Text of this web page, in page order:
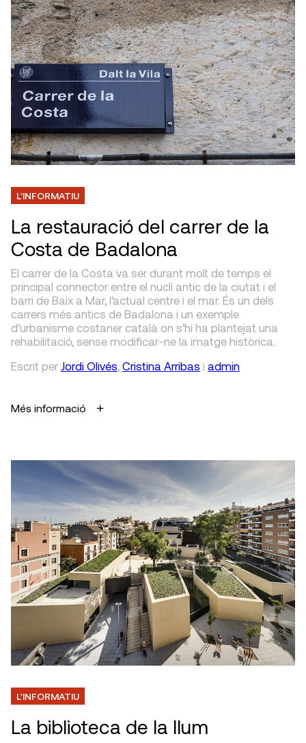
L'INFORMATIU
La restauració del carrer de la
Costa de Badalona
El carrer de la Costa va ser durant molt de temps el
principal connector entre el nucli antic de la ciutat i el
barri de Baix a Mar, l’actual centre i el mar. És un dels
carrers més antics de Badalona i un exemple
d’urbanisme costaner català on s’hi ha plantejat una
rehabilitació, sense modificar-ne la imatge històrica.
Escrit per Jordi Olivés, Cristina Arribas i admin
Més informació
L'INFORMATIU
La biblioteca de la llum